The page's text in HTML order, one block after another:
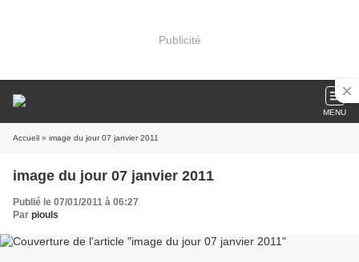
Publicité
MENU
Accueil » image du jour 07 janvier 2011
image du jour 07 janvier 2011
Publié le 07/01/2011 à 06:27
Par piouls